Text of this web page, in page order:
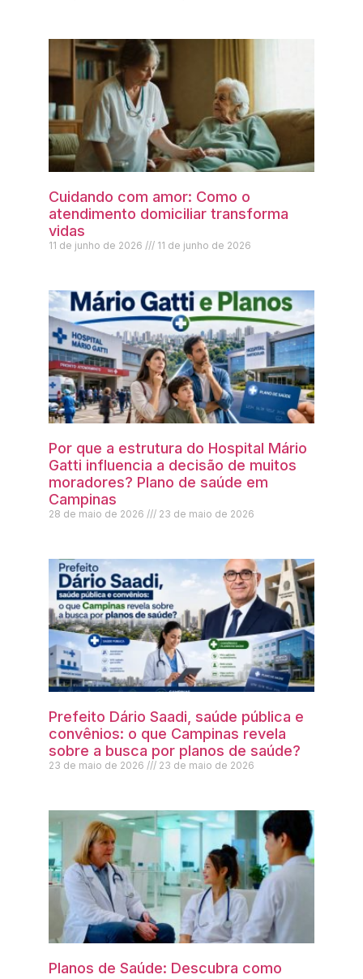
Cuidando com amor: Como o
atendimento domiciliar transforma
vidas
11 de junho de 2026 11 de junho de 2026
Por que a estrutura do Hospital Mário
Gatti influencia a decisão de muitos
moradores? Plano de saúde em
Campinas
28 de maio de 2026 23 de maio de 2026
Prefeito Dário Saadi, saúde pública e
convênios: o que Campinas revela
sobre a busca por planos de saúde?
23 de maio de 2026 23 de maio de 2026
Planos de Saúde: Descubra como